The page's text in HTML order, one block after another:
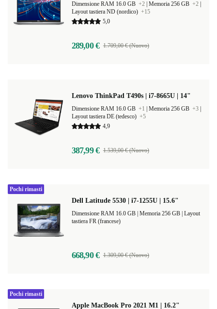
Dimensione RAM 16.0 GB +2 Memoria 256 GB +2
Layout tastiera ND (nordico) +15
5,0
289,00 € 1.709,00 € (Nuovo)
Lenovo ThinkPad T490s | i7-8665U | 14"
Dimensione RAM 16.0 GB +1 Memoria 256 GB +3
Layout tastiera DE (tedesco) +5
4,9
387,99 € 1.539,00 € (Nuovo)
Dell Latitude 5530 | i7-1255U | 15.6"
Layout
tastiera FR (francese)
668,90 € 1.309,00 € (Nuovo)
Pochi rimasti
Apple MacBook Pro 2021 M1 | 16.2"
Pochi rimasti